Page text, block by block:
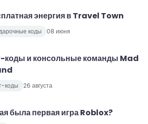
энергия в Travel Town
коды 08 июня
коды и консольные команды Mad
коды 26 августа
была первая игра Roblox?